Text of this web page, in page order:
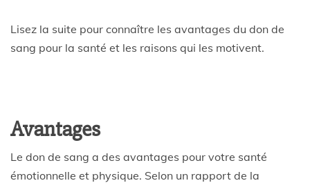
Lisez la suite pour connaître les avantages du don de
sang pour la santé et les raisons qui les motivent.
Avantages
Le don de sang a des avantages pour votre santé
émotionnelle et physique. Selon un rapport de la